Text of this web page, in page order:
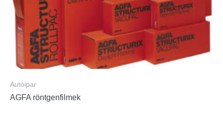
Autóipar
AGFA röntgenfilmek